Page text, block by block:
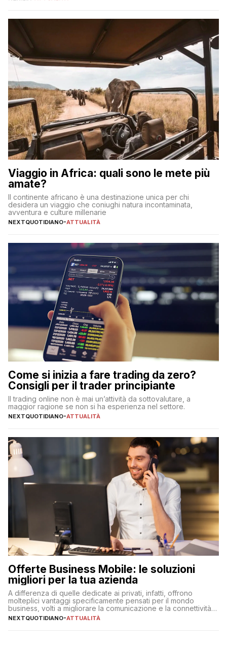
sul […]
Viaggio in Africa: quali sono le mete più
amate?
Il continente africano è una destinazione unica per chi
desidera un viaggio che coniughi natura incontaminata,
avventura e culture millenarie
NEXTQUOTIDIANO-ATTUALITÀ
Come si inizia a fare trading da zero?
Consigli per il trader principiante
Il trading online non è mai un’attività da sottovalutare, a
maggior ragione se non si ha esperienza nel settore.
NEXTQUOTIDIANO-ATTUALITÀ
Offerte Business Mobile: le soluzioni
migliori per la tua azienda
A differenza di quelle dedicate ai privati, infatti, offrono
molteplici vantaggi specificamente pensati per il mondo
business, volti a migliorare la comunicazione e la connettività
degli utenti
NEXTQUOTIDIANO-ATTUALITÀ